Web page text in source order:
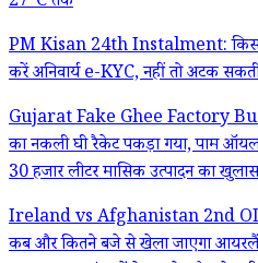
PM Kisan 24th Instalment:
करें अनिवार्य e-KYC, नहीं तो अटक
Gujarat Fake Ghee Factory
का नकली घी रैकेट पकड़ा गया, पाम
30 हजार लीटर मासिक उत्पादन का
Ireland vs Afghanistan 2nd
कब और कितने बजे से खेला जाएगा